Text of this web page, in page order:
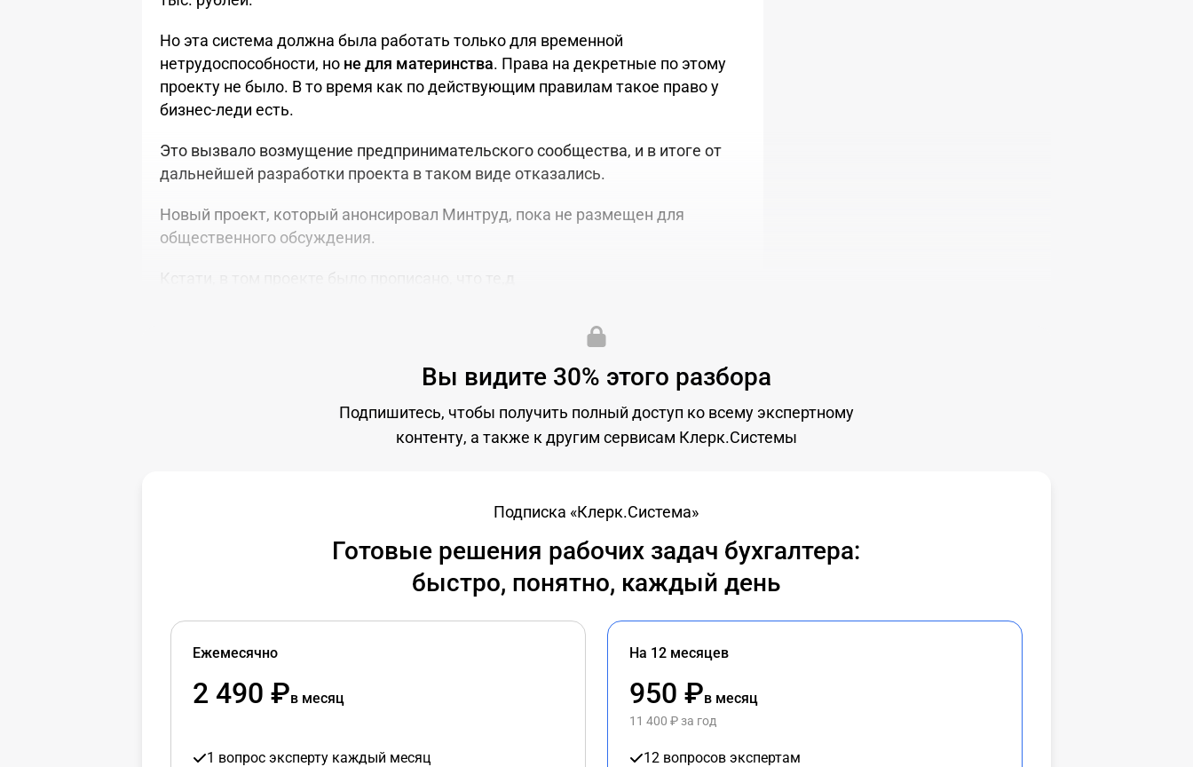
Но эта система должна была работать только для временной
нетрудоспособности, но не для материнства. Права на декретные по этому
проекту не было. В то время как по действующим правилам такое право у
бизнес-леди есть.
Это вызвало возмущение предпринимательского сообщества, и в итоге от
дальнейшей разработки проекта в таком виде отказались.
Новый проект, который анонсировал Минтруд, пока не размещен для
общественного обсуждения.
Вы видите 30% этого разбора
Подпишитесь, чтобы получить полный доступ ко всему экспертному
контенту, а также к другим сервисам Клерк.Системы
Подписка «Клерк.Система»
Готовые решения рабочих задач бухгалтера:
быстро, понятно, каждый день
Ежемесячно
2 490 ₽в месяц
1 вопрос эксперту каждый месяц
На 12 месяцев
950 ₽в месяц
11 400 ₽ за год
12 вопросов экспертам